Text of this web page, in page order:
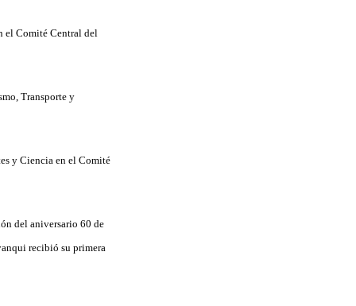
el Comité Central del
Transporte y
y Ciencia en el Comité
del aniversario 60 de
recibió su primera